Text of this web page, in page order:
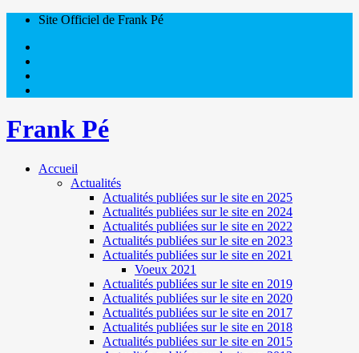
Site Officiel de Frank Pé
Frank Pé
Accueil
Actualités
Actualités publiées sur le site en 2025
Actualités publiées sur le site en 2024
Actualités publiées sur le site en 2022
Actualités publiées sur le site en 2023
Actualités publiées sur le site en 2021
Voeux 2021
Actualités publiées sur le site en 2019
Actualités publiées sur le site en 2020
Actualités publiées sur le site en 2017
Actualités publiées sur le site en 2018
Actualités publiées sur le site en 2015